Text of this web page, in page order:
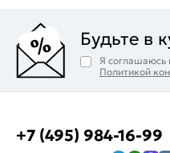
Будьте в
Я соглашаюсь
Политикой
+7 (495) 984-16-99